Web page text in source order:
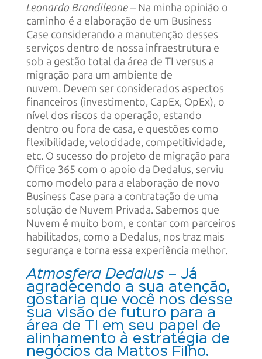
Leonardo Brandileone– Na minha opinião o
caminho é a elaboração de um Business
Case considerando a manutenção desses
serviços dentro de nossa infraestrutura e
sob a gestão total da área de TI versus a
migração para um ambiente de
nuvem. Devem ser considerados aspectos
financeiros (investimento, CapEx, OpEx), o
nível dos riscos da operação, estando
dentro ou fora de casa, e questões como
flexibilidade, velocidade, competitividade,
etc. O sucesso do projeto de migração para
Office 365 com o apoio da Dedalus, serviu
como modelo para a elaboração de novo
Business Case para a contratação de uma
solução de Nuvem Privada. Sabemos que
Nuvem é muito bom, e contar com parceiros
habilitados, como a Dedalus, nos traz mais
segurança e torna essa experiência melhor.
Atmosfera Dedalus – Já
agradecendo a sua atenção,
gostaria que você nos desse
sua visão de futuro para a
área de TI em seu papel de
alinhamento à estratégia de
negócios da Mattos Filho.